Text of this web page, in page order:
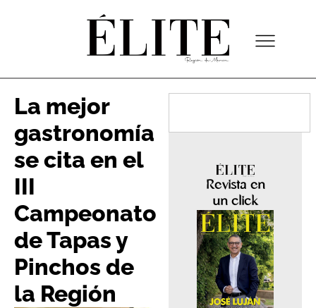
La mejor
gastronomía
se cita en el
III
Campeonato
de Tapas y
Pinchos de
la Región
Revista en
un click